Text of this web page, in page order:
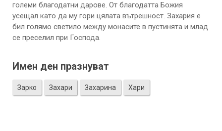
големи благодатни дарове. От благодатта Божия
усещал като да му гори цялата вътрешност. Захария е
бил голямо светило между монасите в пустинята и млад
се преселил при Господа.
Имен ден празнуват
Зарко Захари Захарина Хари